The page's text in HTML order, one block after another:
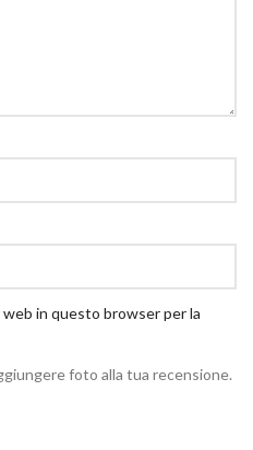
web in questo browser per la
foto alla tua recensione.